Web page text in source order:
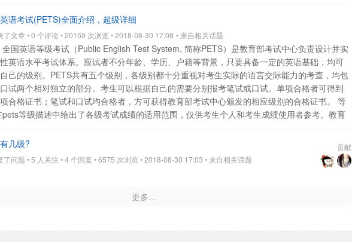
语考试(PETS)全面介绍，超级详细
了文章 • 0 个评论 • 20159 次浏览 • 2018-08-30 17:08 • 来自相关话题
全国英语等级考试（Public English Test System, 简称PETS）是教育部考试中心负责设计并实
英语水平考试体系。应试者不分年龄、学历、户籍等背景，只要具备一定的英语基础，均可
己的级别。PETS共有五个级别，各级别都十分重视对考生实际的语言交际能力的考查，均包
试两个相对独立的部分。考生可以根据自己的需要分别报考笔试或口试。单项合格者可得到
合格证书；笔试和口试均合格者，方可获得教育部考试中心颁发的相应级别的合格证书。
等
pets等级描述中给出了各级考试成绩的适用范围，仅供考生个人和考生成绩使用者参考。教育
不具有评价普通中学和大学校内英语教学水平的功能;拒绝向考生的教学或辅导单位提供考生成
人不得用此项考试的成绩评价、干扰校内正常的英语教学，不得用PETS考试成绩代替普通中学
英语结业考试。
PETS各级考试成绩的有效期由录取部门或用人单位自行决定。
专业划分
2：二级是中下级，相当于普通高中优秀毕业生的英语水平(此级别笔试合格成绩可替代自
科阶段英语(二)考试成绩。) PETS-4：四级是中上级，相当于我国学生高中毕业后在大学至少
几级?
贡献
了问题 • 5 人关注 • 4 个回复 • 6575 次浏览 • 2018-08-30 17:03 • 来自相关话题
更多...